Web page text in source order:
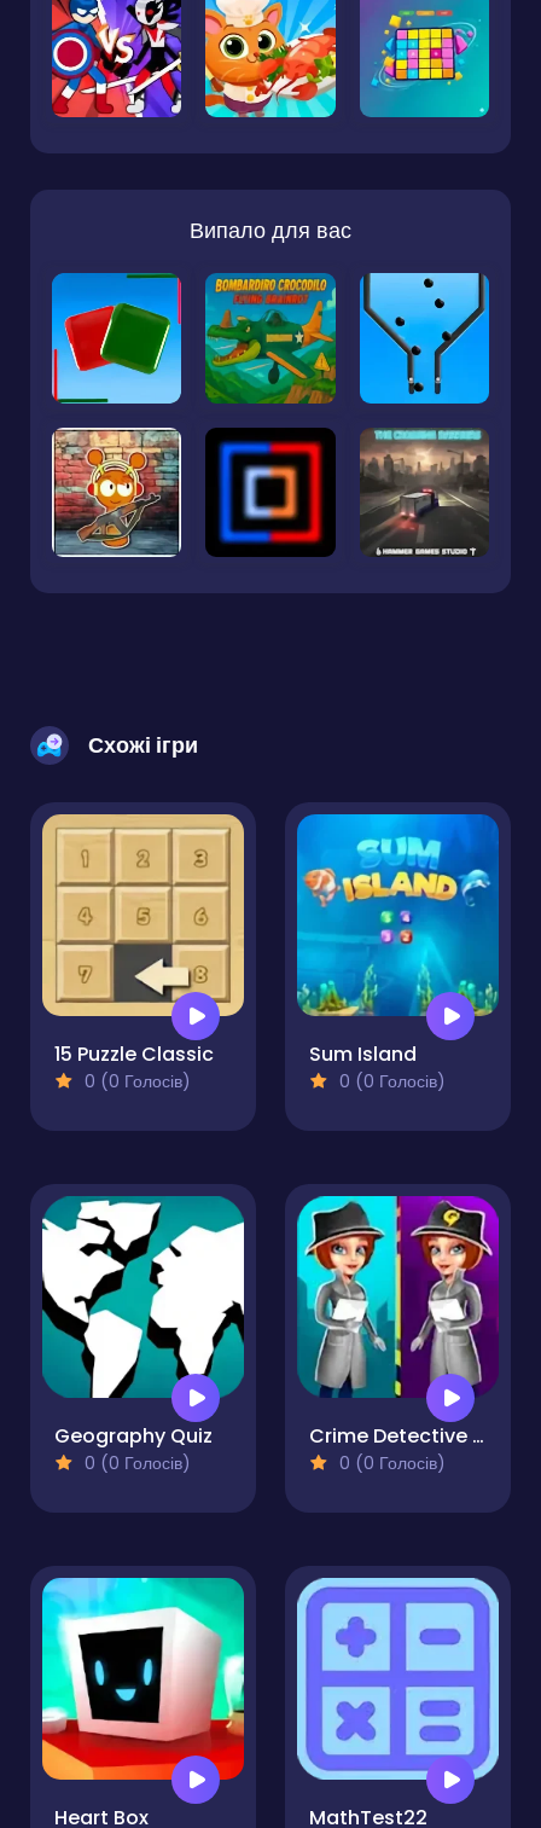
Випало для вас
Схожі ігри
15 Puzzle Classic
0 (0 Голосів)
Sum Island
0 (0 Голосів)
Geography Quiz
0 (0 Голосів)
Crime Detective - Spot Differences
0 (0 Голосів)
Heart Box MathTest22